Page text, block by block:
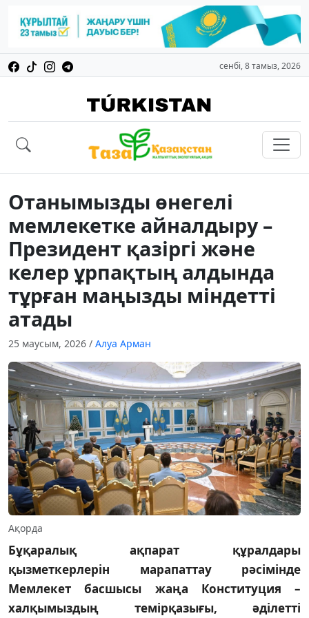
сенбі, 8 тамыз, 2026
Отанымызды өнегелі
мемлекетке айналдыру –
Президент қазіргі және
келер ұрпақтың алдында
тұрған маңызды міндетті
атады
25 маусым, 2026 / Алуа Арман
Ақорда
Бұқаралық ақпарат құралдары
қызметкерлерін марапаттау рәсімінде
Мемлекет басшысы жаңа Конституция –
халқымыздың темірқазығы, әділетті